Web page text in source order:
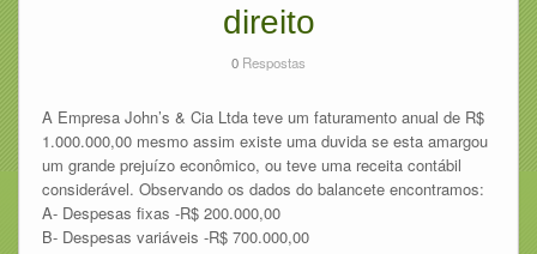
direito
0 Respostas
A Empresa John’s & Cia Ltda teve um faturamento anual de R$
1.000.000,00 mesmo assim existe uma duvida se esta amargou
um grande prejuízo econômico, ou teve uma receita contábil
considerável. Observando os dados do balancete encontramos:
A- Despesas fixas -R$ 200.000,00
B- Despesas variáveis -R$ 700.000,00